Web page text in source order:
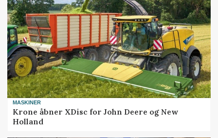
MASKINER
Krone åbner XDisc for John Deere og New
Holland